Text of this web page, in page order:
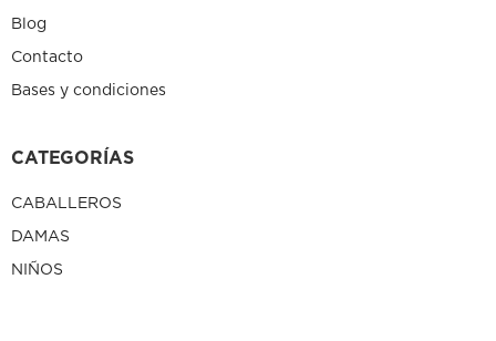
Blog
Contacto
Bases y condiciones
CATEGORÍAS
CABALLEROS
DAMAS
NIÑOS